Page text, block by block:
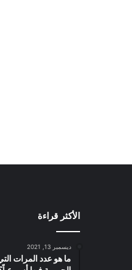
الأكثر قراءة
ديسمبر 13, 2021
ما هو عدد المرات